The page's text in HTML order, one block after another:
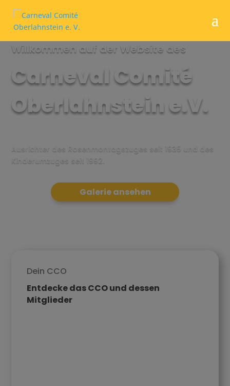
Willkommen auf der Website des
Carneval Comité
Ober­lahn­stein e.V.
Ausrichter des Rosen­montags­zuges seit 1935 und des
Kinderumzuges seit 1992.
Galerie ansehen
Dein CCO
Entdecke das CCO und dessen
Mitglieder